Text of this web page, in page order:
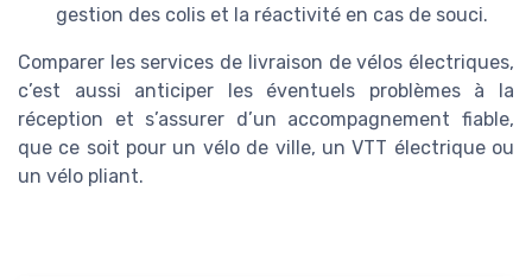
gestion des colis et la réactivité en cas de souci.
Comparer les services de livraison de vélos électriques,
c’est aussi anticiper les éventuels problèmes à la
réception et s’assurer d’un accompagnement fiable,
que ce soit pour un vélo de ville, un VTT électrique ou
un vélo pliant.